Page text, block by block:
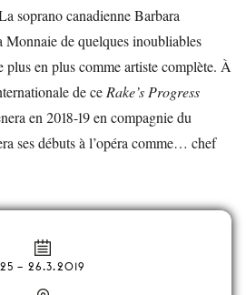
soprano canadienne Barbara
de quelques inoubliables
plus en plus comme artiste complète. À
de ce Rake’s Progress
en 2018-19 en compagnie du
ses débuts à l’opéra comme… chef
25 – 26.3.2019